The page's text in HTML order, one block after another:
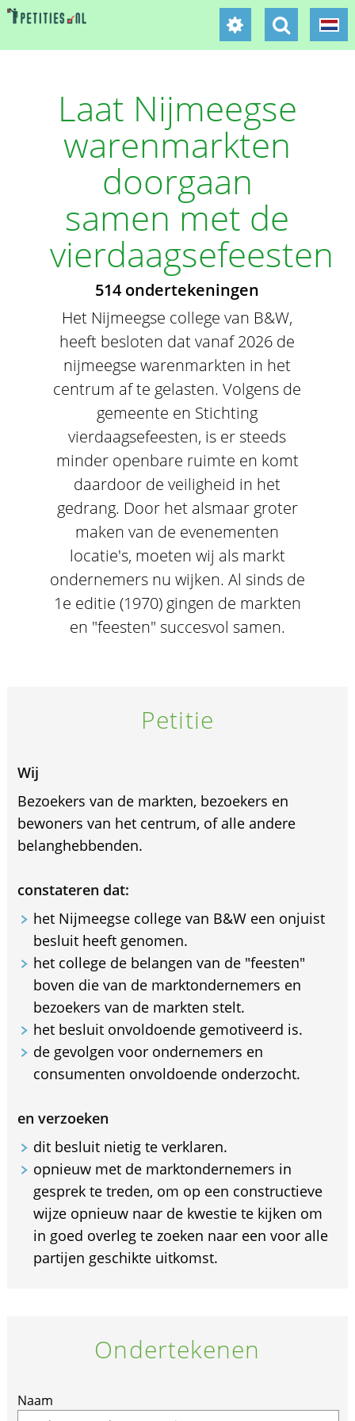
Laat Nijmeegse
warenmarkten
doorgaan
samen met de
vierdaagsefeesten
514 ondertekeningen
Het Nijmeegse college van B&W,
heeft besloten dat vanaf 2026 de
nijmeegse warenmarkten in het
centrum af te gelasten. Volgens de
gemeente en Stichting
vierdaagsefeesten, is er steeds
minder openbare ruimte en komt
daardoor de veiligheid in het
gedrang. Door het alsmaar groter
maken van de evenementen
locatie's, moeten wij als markt
ondernemers nu wijken. Al sinds de
1e editie (1970) gingen de markten
en "feesten" succesvol samen.
Petitie
Wij
Bezoekers van de markten, bezoekers en
bewoners van het centrum, of alle andere
belanghebbenden.
constateren dat:
het Nijmeegse college van B&W een onjuist
besluit heeft genomen.
het college de belangen van de "feesten"
boven die van de marktondernemers en
bezoekers van de markten stelt.
het besluit onvoldoende gemotiveerd is.
de gevolgen voor ondernemers en
consumenten onvoldoende onderzocht.
en verzoeken
dit besluit nietig te verklaren.
opnieuw met de marktondernemers in
gesprek te treden, om op een constructieve
wijze opnieuw naar de kwestie te kijken om
in goed overleg te zoeken naar een voor alle
partijen geschikte uitkomst.
Ondertekenen
Naam